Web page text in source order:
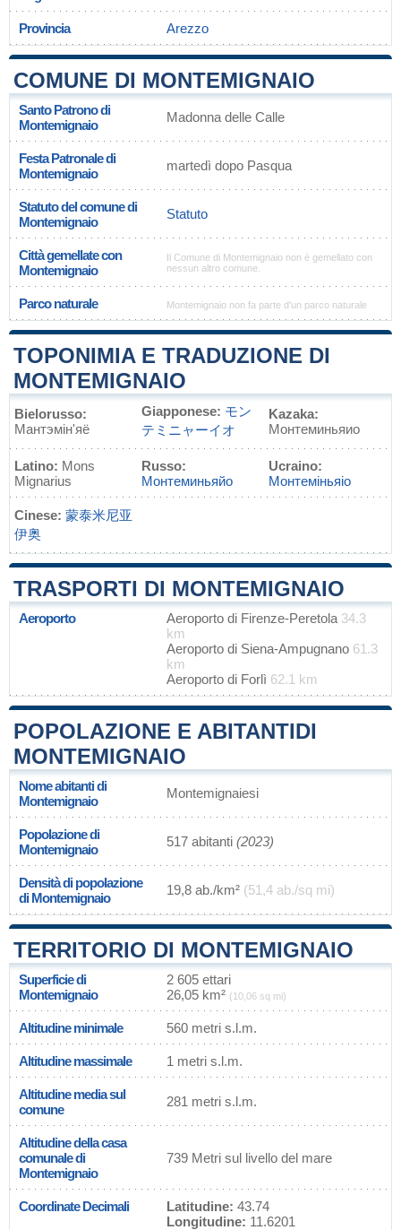
Provincia Arezzo
COMUNE DI MONTEMIGNAIO
Santo Patrono di
Montemignaio
Madonna delle Calle
Festa Patronale di
Montemignaio
martedì dopo Pasqua
Statuto del comune di
Montemignaio
Statuto
Città gemellate con
Montemignaio
Il Comune di Montemignaio non è gemellato con
nessun altro comune.
Parco naturale Montemignaio non fa parte d'un parco naturale
TOPONIMIA E TRADUZIONE DI
MONTEMIGNAIO
Bielorusso:
Мантэмін'яё
Giapponese: モン
テミニャーイオ
Kazaka:
Монтеминьяио
Latino: Mons
Mignarius
Russo:
Монтеминьяйо
Ucraino:
Монтеміньяіо
Cinese: 蒙泰米尼亚
伊奥
TRASPORTI DI MONTEMIGNAIO
Aeroporto Aeroporto di Firenze-Peretola 34.3
km
Aeroporto di Siena-Ampugnano 61.3
km
Aeroporto di Forlì 62.1 km
POPOLAZIONE E ABITANTIDI
MONTEMIGNAIO
Nome abitanti di
Montemignaio
Montemignaiesi
Popolazione di
Montemignaio
517 abitanti (2023)
Densità di popolazione
di Montemignaio
19,8 ab./km² (51,4 ab./sq mi)
TERRITORIO DI MONTEMIGNAIO
Superficie di
Montemignaio
2 605 ettari
26,05 km² (10,06 sq mi)
Altitudine minimale 560 metri s.l.m.
Altitudine massimale 1 metri s.l.m.
Altitudine media sul
comune
281 metri s.l.m.
Altitudine della casa
comunale di
Montemignaio
739 Metri sul livello del mare
Coordinate Decimali Latitudine: 43.74
Longitudine: 11.6201